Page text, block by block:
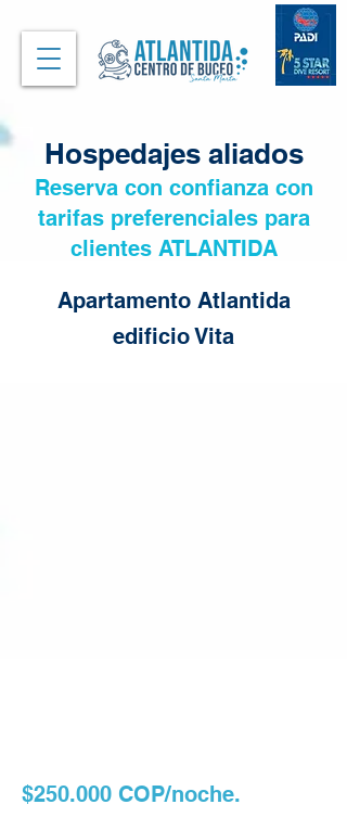
Hospedajes aliados
Reserva con confianza con
tarifas preferenciales para
clientes ATLANTIDA
Apartamento Atlantida
edificio Vita
$250.000 COP/noche.